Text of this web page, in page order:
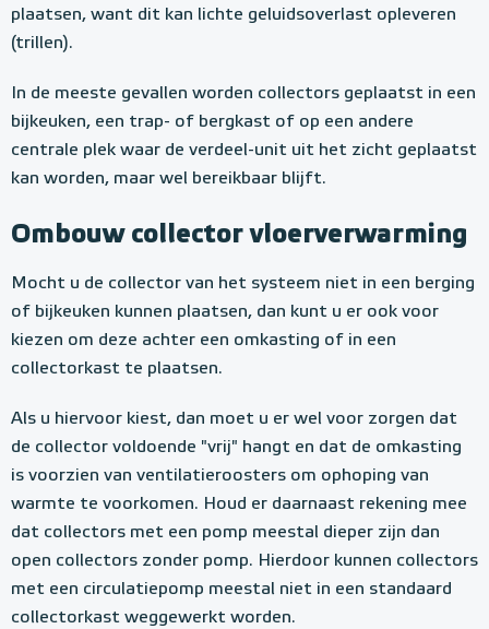
plaatsen, want dit kan lichte geluidsoverlast opleveren
(trillen).
In de meeste gevallen worden collectors geplaatst in een
bijkeuken, een trap- of bergkast of op een andere
centrale plek waar de verdeel-unit uit het zicht geplaatst
kan worden, maar wel bereikbaar blijft.
Ombouw collector vloerverwarming
Mocht u de collector van het systeem niet in een berging
of bijkeuken kunnen plaatsen, dan kunt u er ook voor
kiezen om deze achter een omkasting of in een
collectorkast te plaatsen.
Als u hiervoor kiest, dan moet u er wel voor zorgen dat
de collector voldoende "vrij" hangt en dat de omkasting
is voorzien van ventilatieroosters om ophoping van
warmte te voorkomen. Houd er daarnaast rekening mee
dat collectors met een pomp meestal dieper zijn dan
open collectors zonder pomp. Hierdoor kunnen collectors
met een circulatiepomp meestal niet in een standaard
collectorkast weggewerkt worden.